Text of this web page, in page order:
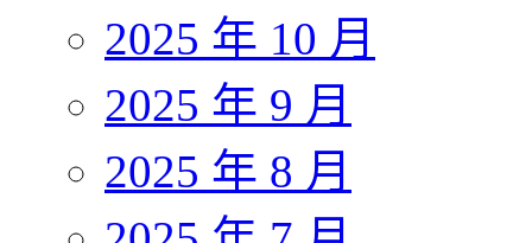
2025 年 10 月
2025 年 9 月
2025 年 8 月